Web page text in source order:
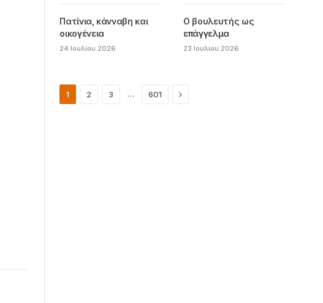
Πατίνια, κάνναβη και
οικογένεια
24 Ιουλίου 2026
Ο βουλευτής ως
επάγγελμα
23 Ιουλίου 2026
1 2 3 … 601 Next